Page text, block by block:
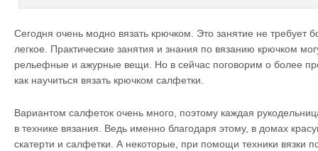
Сегодня очень модно вязать крючком. Это занятие не требует
легкое. Практические занятия и знания по вязанию крючком
рельефные и ажурные вещи. Но в сейчас поговорим о более
как научиться вязать крючком салфетки.
Вариантом салфеток очень много, поэтому каждая
в технике вязания. Ведь именно благодаря этому, в домах
скатерти и салфетки. А некоторые, при помощи техники вязки